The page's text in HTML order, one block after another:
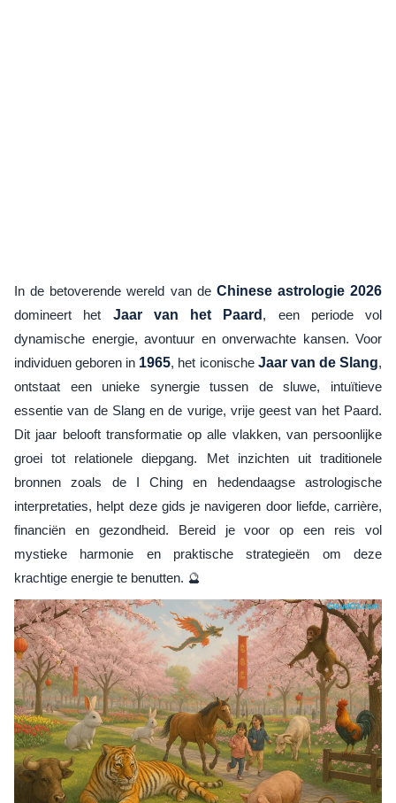
In de betoverende wereld van de Chinese astrologie 2026
domineert het Jaar van het Paard , een periode vol
dynamische energie, avontuur en onverwachte kansen. Voor
individuen geboren in 1965, het iconische Jaar van de Slang,
ontstaat een unieke synergie tussen de sluwe, intuïtieve
essentie van de Slang en de vurige, vrije geest van het Paard.
Dit jaar belooft transformatie op alle vlakken, van persoonlijke
groei tot relationele diepgang. Met inzichten uit traditionele
bronnen zoals de I Ching en hedendaagse astrologische
interpretaties, helpt deze gids je navigeren door liefde, carrière,
financiën en gezondheid. Bereid je voor op een reis vol
mystieke harmonie en praktische strategieën om deze
krachtige energie te benutten. 🔮